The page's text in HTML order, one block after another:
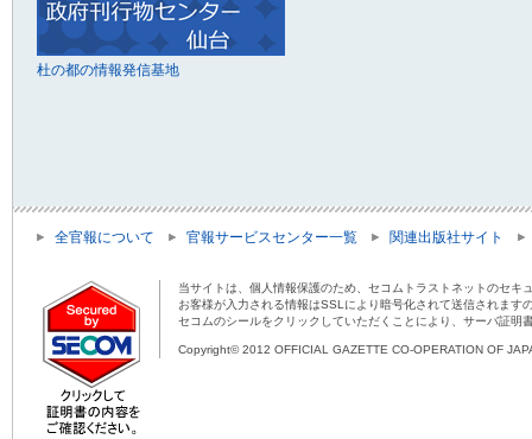
杜の都の情報発信基地
全官報について 官報サービスセンター一覧 関連出版社サイト
当サイトは、個人情報保護のため、セコムトラストネットのセキ
お客様が入力される情報はSSLにより暗号化されて送信されま
セコムのシールをクリックしていただくことにより、サーバ証明
Copyright© 2012 OFFICIAL GAZETTE CO-OPERATION OF